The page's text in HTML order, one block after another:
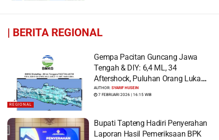
| BERITA REGIONAL
REGIONAL
Gempa Pacitan Guncang Jawa
Tengah & DIY: 6,4 ML, 34
Aftershock, Puluhan Orang Luka
dan Ratusan Bangunan Rusak
AUTHOR:SYARIF HUSEIN
7 FEBRUARI 2026 | 16:15 WIB
Bupati Tapteng Hadiri Penyerahan
Laporan Hasil Pemeriksaan BPK